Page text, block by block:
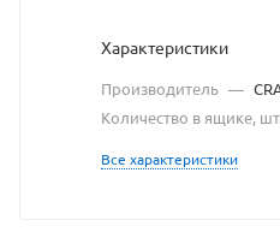
Характеристики
Производитель —
Количество в ящике,
Все характеристики